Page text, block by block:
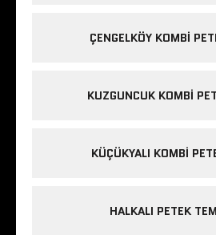
ÇENGELKÖY KOMBI
KUZGUNCUK KOMBI
KÜÇÜKYALI KOMBI
HALKALI PETEK